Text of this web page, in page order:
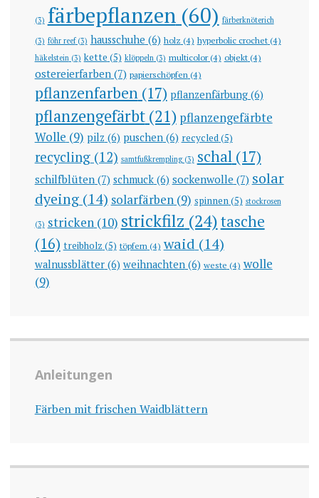
(3) färbepflanzen(60) färberknöterich
(3) föhr reef(3) hausschuhe (6) holz (4) hyperbolic crochet(4)
häkelstein(3) kette (5) klöppeln(3) multicolor(4) objekt(4)
ostereierfarben(7) papierschöpfen(4)
pflanzenfarben(17) pflanzenfärbung(6)
pflanzengefärbt(21) pflanzengefärbte
Wolle (9) pilz (6) puschen(6) recycled(5)
recycling(12) samtfußkrempling(3) schal(17)
schilfblüten(7) schmuck(6) sockenwolle(7) solar
dyeing(14) solarfärben(9) spinnen(5) stockrosen
(3) stricken(10) strickfilz (24)tasche
(16) treibholz (5) töpfern(4) waid (14)
walnussblätter(6) weihnachten(6) weste (4) wolle
(9)
Anleitungen
Färben mit frischen Waidblättern